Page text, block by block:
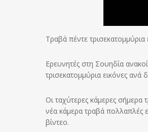
Τραβά πέντε
Ερευνητές στη Σουηδία
τρισεκατομμύρια εικόνες
Οι ταχύτερες κάμερες σήμερα
νέα κάμερα τραβά πολλαπλές
βίντεο.